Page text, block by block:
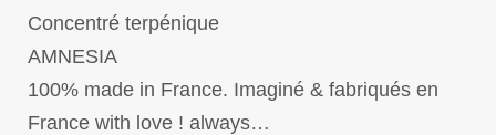
Concentré terpénique
AMNESIA
100% made in France. Imaginé & fabriqués en
France with love ! always…